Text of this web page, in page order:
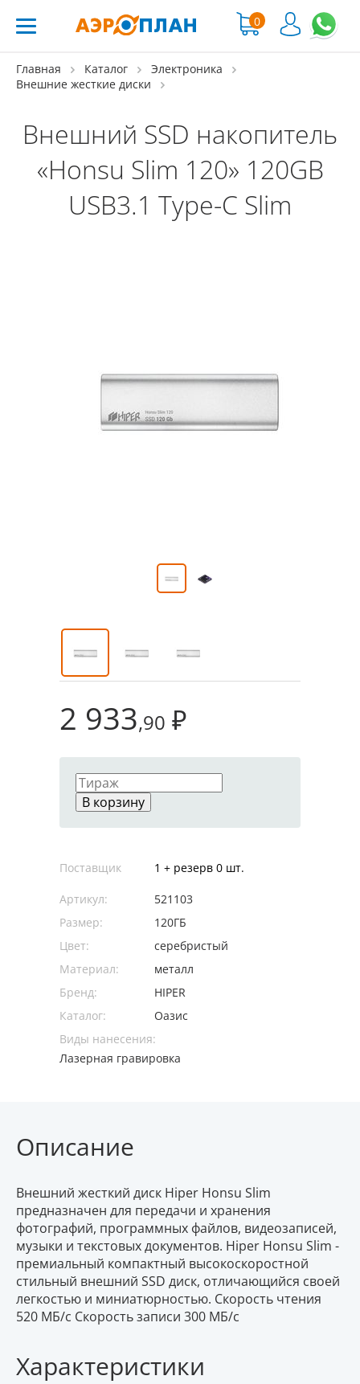
0
Главная Каталог
Электроника
Внешние жесткие диски
Внешний SSD накопитель
«Honsu Slim 120» 120GB
USB3.1 Type-C Slim
2 933,90 ₽
В корзину
Поставщик 1 + резерв 0 шт.
Артикул:
521103
Размер:
120ГБ
Цвет:
серебристый
Материал:
металл
Бренд:
HIPER
Каталог:
Оазис
Виды нанесения:
Лазерная гравировка
Описание
Внешний жесткий диск Hiper Honsu Slim
предназначен для передачи и хранения
фотографий, программных файлов, видеозаписей,
музыки и текстовых документов. Hiper Honsu Slim -
премиальный компактный высокоскоростной
стильный внешний SSD диск, отличающийся своей
легкостью и миниатюрностью. Скорость чтения
520 МБ/с Скорость записи 300 МБ/с
Характеристики